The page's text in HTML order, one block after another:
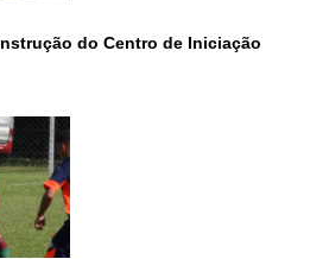
do Centro de Iniciação